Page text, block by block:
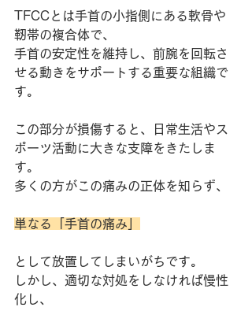
TFCCとは手首の小指側にある軟骨や
靭帯の複合体で、
手首の安定性を維持し、前腕を回転さ
せる動きをサポートする重要な組織で
す。
この部分が損傷すると、日常生活やス
ポーツ活動に大きな支障をきたしま
す。
多くの方がこの痛みの正体を知らず、
単なる「手首の痛み」
として放置してしまいがちです。
しかし、適切な対処をしなければ慢性
化し、